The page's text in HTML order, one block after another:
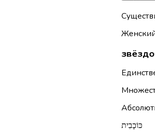
כּוֹכָבִית